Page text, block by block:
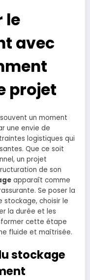
le
avec
projet
un moment
une envie de
logistiques qui
Que ce soit
un projet
de son
apparaît comme
Se poser la
stockage, choisir le
la durée et les
cette étape
fluide et maîtrisée.
stockage